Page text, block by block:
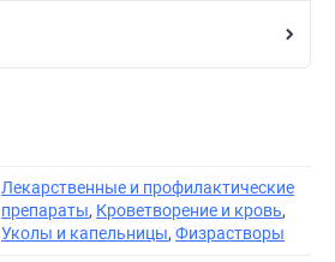
Лекарственные и профилактические
препараты, Кроветворение и кровь,
Уколы и капельницы, Физрастворы